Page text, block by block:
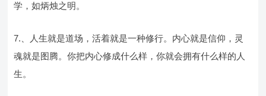
学，如炳烛之明。
7.、人生就是道场，活着就是一种修行。内心就是信仰，灵
魂就是图腾。你把内心修成什么样，你就会拥有什么样的人
生。